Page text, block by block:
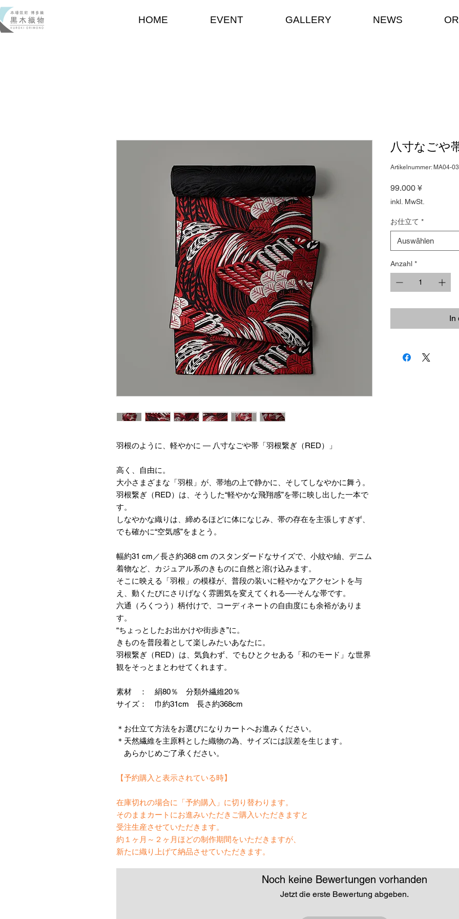
HOME EVENT GALLERY NEWS
羽根のように、軽やかに ― 八寸なごや帯「羽根繋ぎ（RED）」
高く、自由に。
大小さまざまな「羽根」が、帯地の上で静かに、そしてしなやかに舞う。
羽根繋ぎ（RED）は、そうした“軽やかな飛翔感”を帯に映し出した一本で
す。
しなやかな織りは、締めるほどに体になじみ、帯の存在を主張しすぎず、
でも確かに“空気感”をまとう。
幅約31 cm／長さ約368 cm のスタンダードなサイズで、小紋や紬、デニム
着物など、カジュアル系のきものに自然と溶け込みます。
そこに映える「羽根」の模様が、普段の装いに軽やかなアクセントを与
え、動くたびにさりげなく雰囲気を変えてくれる──そんな帯です。
六通（ろくつう）柄付けで、コーディネートの自由度にも余裕がありま
す。
“ちょっとしたお出かけや街歩き”に。
きものを普段着として楽しみたいあなたに。
羽根繋ぎ（RED）は、気負わず、でもひとクセある「和のモード」な世界
観をそっとまとわせてくれます。
素材 ： 絹80％ 分類外繊維20％
サイズ： 巾約31cm 長さ約368cm
＊お仕立て方法をお選びになりカートへお進みください。
＊天然繊維を主原料とした織物の為、サイズには誤差を生じます。
あらかじめご了承ください。
【予約購入と表示されている時】
在庫切れの場合に「予約購入」に切り替わります。
そのままカートにお進みいただきご購入いただきますと
受注生産させていただきます。
約１ヶ月～２ヶ月ほどの制作期間をいただきますが、
新たに織り上げて納品させていただきます。
八寸なごや
Artikelnummer: MA04-
99.000 ¥Preis
inkl. MwSt.
お仕立て *
Auswählen
Anzahl *
In
Noch keine Bewertungen vorhanden
Jetzt die erste Bewertung abgeben.